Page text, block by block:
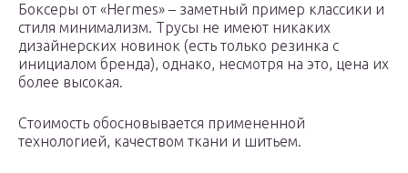
Боксеры от «Hermes» – заметный пример классики и
стиля минимализм. Трусы не имеют никаких
дизайнерских новинок (есть только резинка с
инициалом бренда), однако, несмотря на это, цена их
более высокая.
Стоимость обосновывается примененной
технологией, качеством ткани и шитьем.